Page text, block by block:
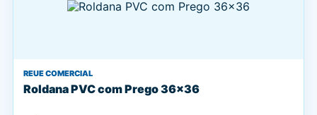
REUE COMERCIAL
Roldana PVC com Prego 36x36